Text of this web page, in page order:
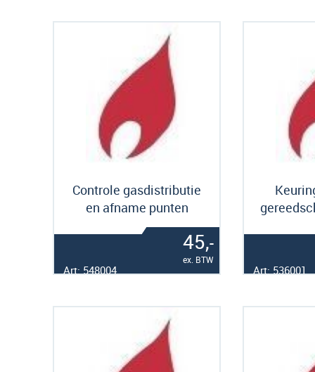
Controle gasdistributie
en afname punten
45,-
ex. BTW
Art: 548004 Art: 536001